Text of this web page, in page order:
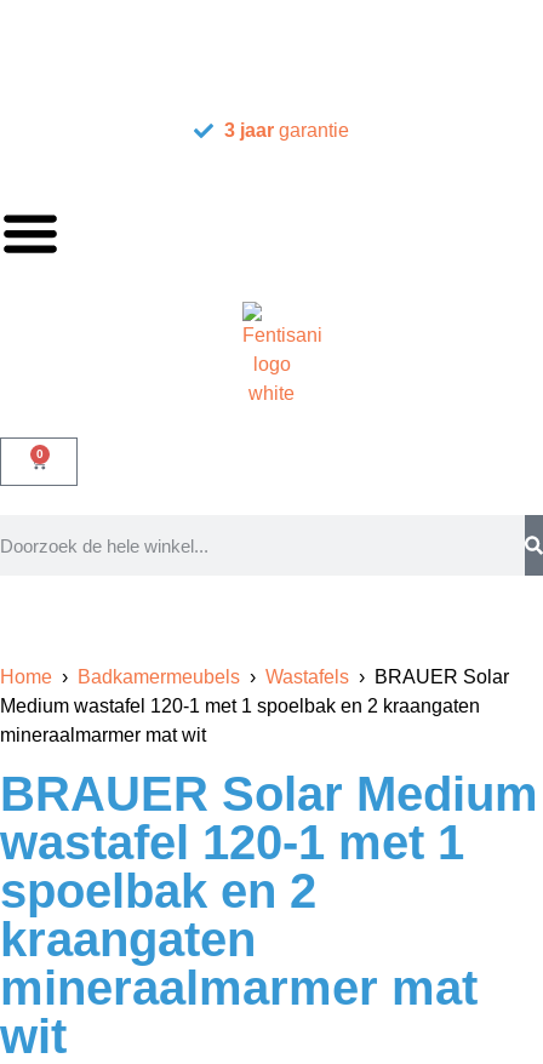
3 jaar garantie
0
Home › Badkamermeubels › Wastafels › BRAUER Solar
Medium wastafel 120-1 met 1 spoelbak en 2 kraangaten
mineraalmarmer mat wit
BRAUER Solar Medium
wastafel 120-1 met 1
spoelbak en 2
kraangaten
mineraalmarmer mat
wit